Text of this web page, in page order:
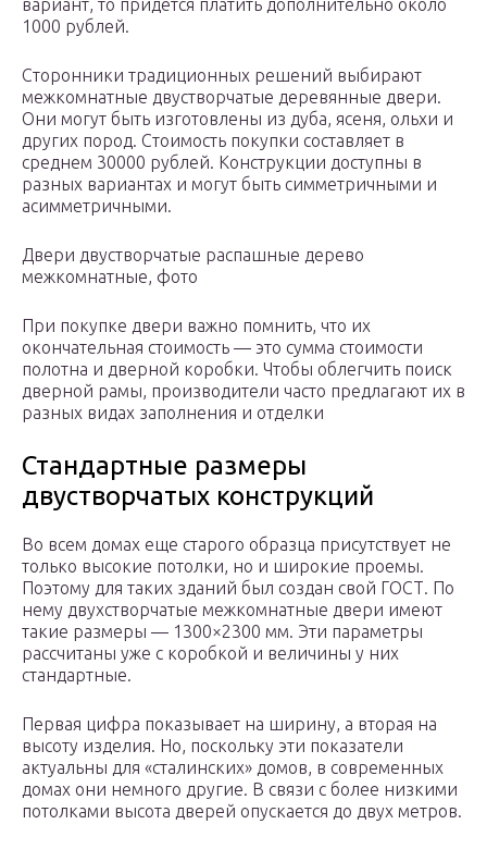
вариант, то придется платить дополнительно около
1000 рублей.
Сторонники традиционных решений выбирают
межкомнатные двустворчатые деревянные двери.
Они могут быть изготовлены из дуба, ясеня, ольхи и
других пород. Стоимость покупки составляет в
среднем 30000 рублей. Конструкции доступны в
разных вариантах и могут быть симметричными и
асимметричными.
Двери двустворчатые распашные дерево
межкомнатные, фото
При покупке двери важно помнить, что их
окончательная стоимость — это сумма стоимости
полотна и дверной коробки. Чтобы облегчить поиск
дверной рамы, производители часто предлагают их в
разных видах заполнения и отделки
Стандартные размеры
двустворчатых конструкций
Во всем домах еще старого образца присутствует не
только высокие потолки, но и широкие проемы.
Поэтому для таких зданий был создан свой ГОСТ. По
нему двухстворчатые межкомнатные двери имеют
такие размеры — 1300×2300 мм. Эти параметры
рассчитаны уже с коробкой и величины у них
стандартные.
Первая цифра показывает на ширину, а вторая на
высоту изделия. Но, поскольку эти показатели
актуальны для «сталинских» домов, в современных
домах они немного другие. В связи с более низкими
потолками высота дверей опускается до двух метров.